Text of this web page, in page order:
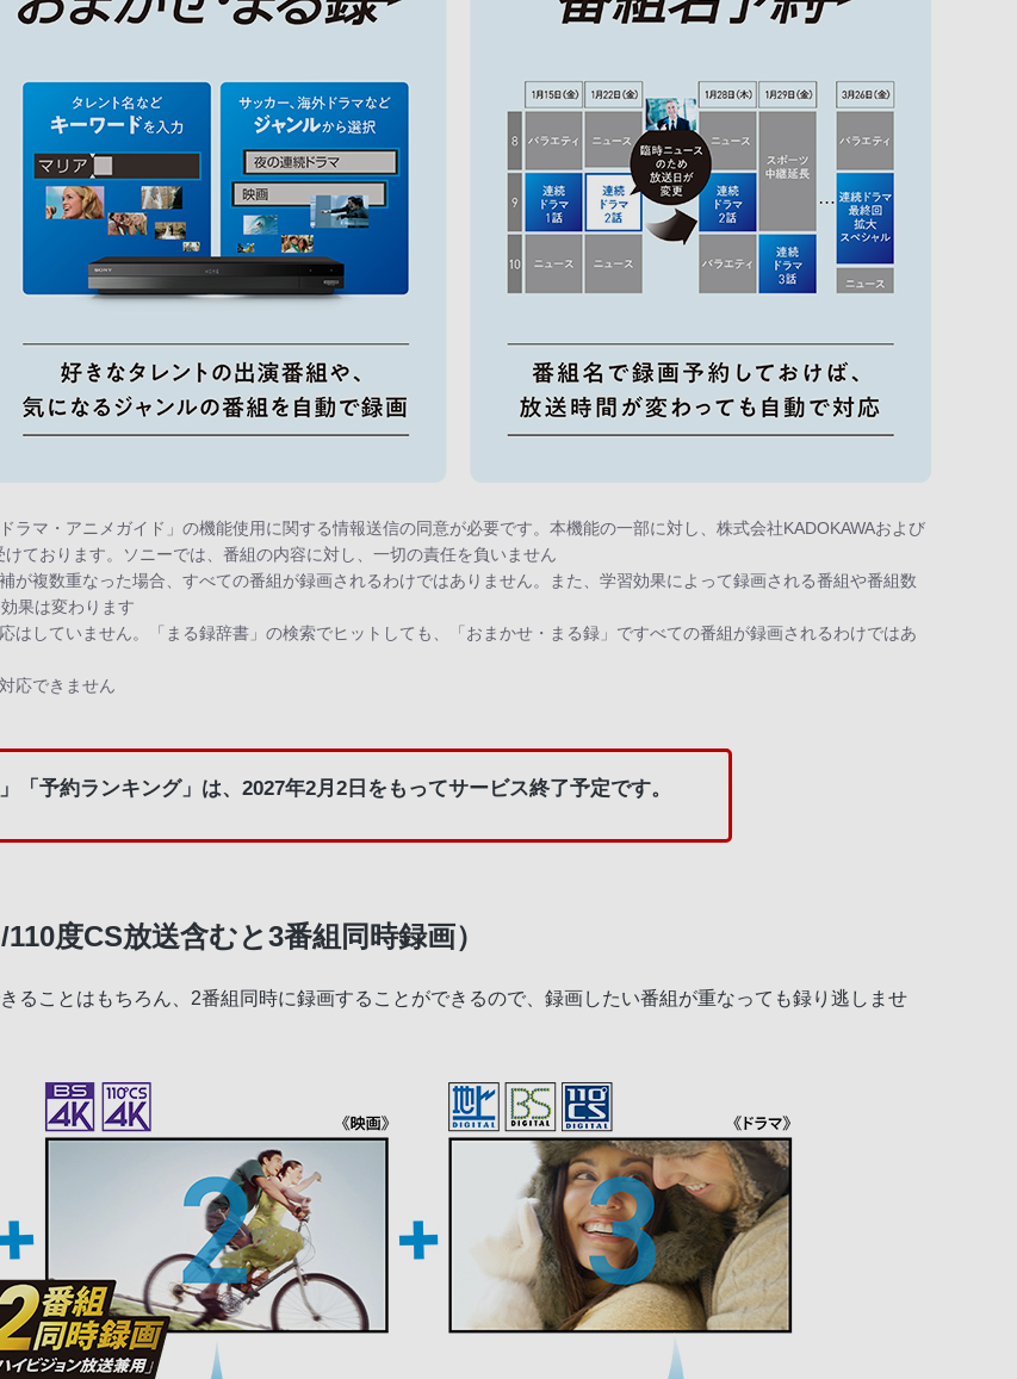
ラマ・アニメガイド」の機能使用に関する情報送信の同意が必要です。本機能の一部に対し、株式会社KADOKAWAおよび
ております。ソニーでは、番組の内容に対し、一切の責任を負いません
が複数重なった場合、すべての番組が録画されるわけではありません。また、学習効果によって録画される番組や番組数
果は変わります
はしていません。「まる録辞書」の検索でヒットしても、「おまかせ・まる録」ですべての番組が録画されるわけではあ
応できません
予約ランキング」は、2027年2月2日をもってサービス終了予定です。
度CS放送含むと3番組同時録画）
ることはもちろん、2番組同時に録画することができるので、録画したい番組が重なっても録り逃しませ